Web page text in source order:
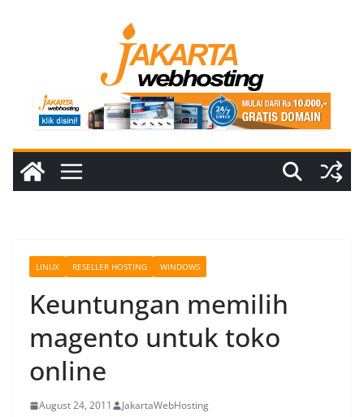
LINUX RESELLER HOSTING WINDOWS
Keuntungan memilih
magento untuk toko
online
August 24, 2011 JakartaWebHosting